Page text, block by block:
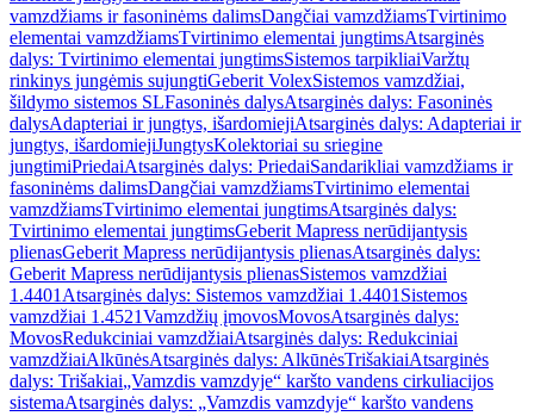
vamzdžiams ir fasoninėms dalimsDangčiai vamzdžiamsTvirtinimo
elementai vamzdžiamsTvirtinimo elementai jungtimsAtsarginės
dalys: Tvirtinimo elementai jungtimsSistemos tarpikliaiVaržtų
rinkinys jungėmis sujungtiGeberit VolexSistemos vamzdžiai,
šildymo sistemos SLFasoninės dalysAtsarginės dalys: Fasoninės
dalysAdapteriai ir jungtys, išardomiejiAtsarginės dalys: Adapteriai ir
jungtys, išardomiejiJungtysKolektoriai su sriegine
jungtimiPriedaiAtsarginės dalys: PriedaiSandarikliai vamzdžiams ir
fasoninėms dalimsDangčiai vamzdžiamsTvirtinimo elementai
vamzdžiamsTvirtinimo elementai jungtimsAtsarginės dalys:
Tvirtinimo elementai jungtimsGeberit Mapress nerūdijantysis
plienasGeberit Mapress nerūdijantysis plienasAtsarginės dalys:
Geberit Mapress nerūdijantysis plienasSistemos vamzdžiai
1.4401 Atsarginės dalys: Sistemos vamzdžiai 1.4401 Sistemos
vamzdžiai 1.4521Vamzdžių įmovosMovosAtsarginės dalys:
MovosRedukciniai vamzdžiaiAtsarginės dalys: Redukciniai
vamzdžiaiAlkūnėsAtsarginės dalys: AlkūnėsTrišakiaiAtsarginės
dalys: Trišakiai„Vamzdis vamzdyje“ karšto vandens cirkuliacijos
sistemaAtsarginės dalys: „Vamzdis vamzdyje“ karšto vandens